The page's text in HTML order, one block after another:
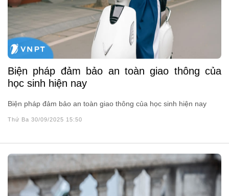
Biện pháp đảm bảo an toàn giao thông của
học sinh hiện nay
Biện pháp đảm bảo an toàn giao thông của học sinh hiện nay
Thứ Ba 30/09/2025 15:50